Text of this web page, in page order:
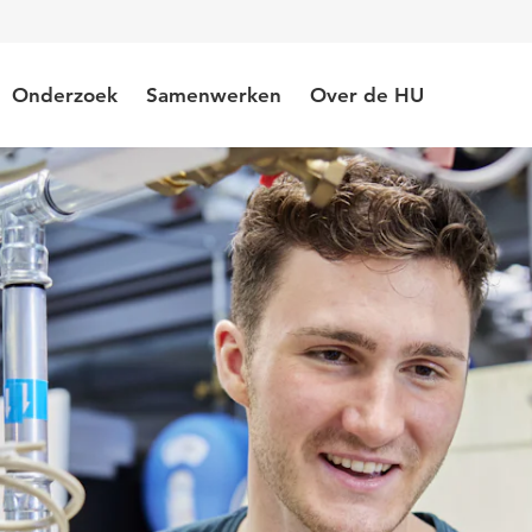
Onderzoek Samenwerken Over de HU